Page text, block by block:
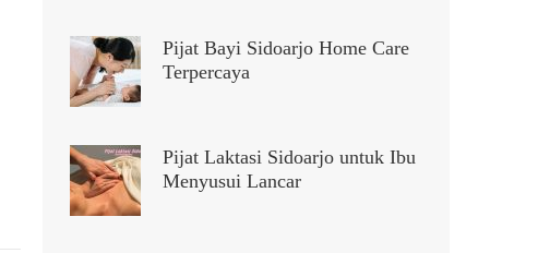
Pijat Bayi Sidoarjo Home Care
Terpercaya
Pijat Laktasi Sidoarjo untuk Ibu
Menyusui Lancar